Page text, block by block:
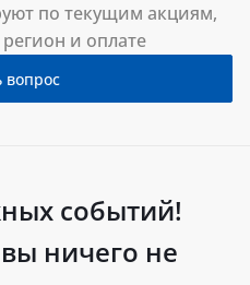
по текущим акциям,
и оплате
вопрос
событий!
ничего не